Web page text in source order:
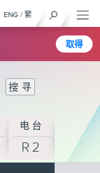
取得
ENG / 繁
电台
R2